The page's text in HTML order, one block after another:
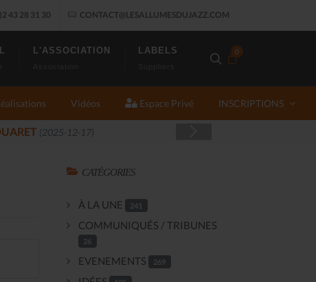
43 28 31 30 CONTACT@LESALLUMESDUJAZZ.COM
0
L'ASSOCIATION LABELS
Vidéos Espace Privé INSCRIPTIONS
(2025-11-14)
CATÉGORIES
À LA UNE 241
COMMUNIQUÉS / TRIBUNES
26
EVENEMENTS 269